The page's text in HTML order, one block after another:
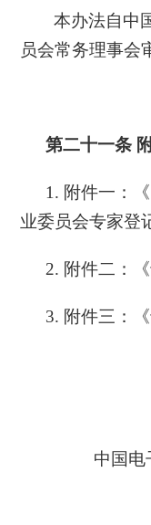
本办法自中
员会常务理事会
第二十一条
1. 附件一：
业委员会专家登
2. 附件二：
3. 附件三：
中国电